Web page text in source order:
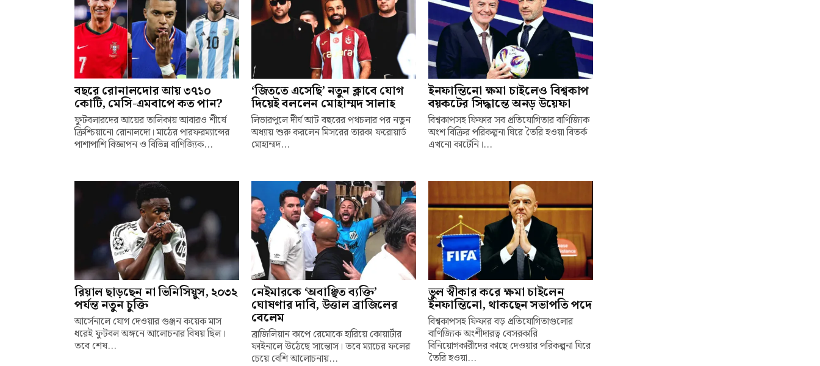
বছরে রোনালদোর আয় ৩৭১০
কোটি, মেসি-এমবাপে কত পান?
ফুটবলারদের আয়ের তালিকায় আবারও শীর্ষে
ক্রিশ্চিয়ানো রোনালদো। মাঠের পারফরম্যান্সের
পাশাপাশি বিজ্ঞাপন ও বিভিন্ন বাণিজ্যিক...
‘জিততে এসেছি’ নতুন ক্লাবে যোগ
দিয়েই বললেন মোহাম্মদ সালাহ
লিভারপুলে দীর্ঘ আট বছরের পথচলার পর নতুন
অধ্যায় শুরু করলেন মিসরের তারকা ফরোয়ার্ড
মোহাম্মদ...
ইনফান্তিনো ক্ষমা চাইলেও বিশ্বকাপ
বয়কটের সিদ্ধান্তে অনড় উয়েফা
বিশ্বকাপসহ ফিফার সব প্রতিযোগিতার বাণিজ্যিক
অংশ বিক্রির পরিকল্পনা ঘিরে তৈরি হওয়া বিতর্ক
এখনো কাটেনি।...
রিয়াল ছাড়ছেন না ভিনিসিয়ুস, ২০৩২
পর্যন্ত নতুন চুক্তি
আর্সেনালে যোগ দেওয়ার গুঞ্জন কয়েক মাস
ধরেই ফুটবল অঙ্গনে আলোচনার বিষয় ছিল।
তবে শেষ...
নেইমারকে ‘অবাঞ্ছিত ব্যক্তি’
ঘোষণার দাবি, উত্তাল ব্রাজিলের
বেলেম
ব্রাজিলিয়ান কাপে রেমোকে হারিয়ে কোয়ার্টার
ফাইনালে উঠেছে সান্তোস। তবে ম্যাচের ফলের
চেয়ে বেশি আলোচনায়...
ভুল স্বীকার করে ক্ষমা চাইলেন
ইনফান্তিনো, থাকছেন সভাপতি পদে
বিশ্বকাপসহ ফিফার বড় প্রতিযোগিতাগুলোর
বাণিজ্যিক অংশীদারত্ব বেসরকারি
বিনিয়োগকারীদের কাছে দেওয়ার পরিকল্পনা ঘিরে
তৈরি হওয়া...